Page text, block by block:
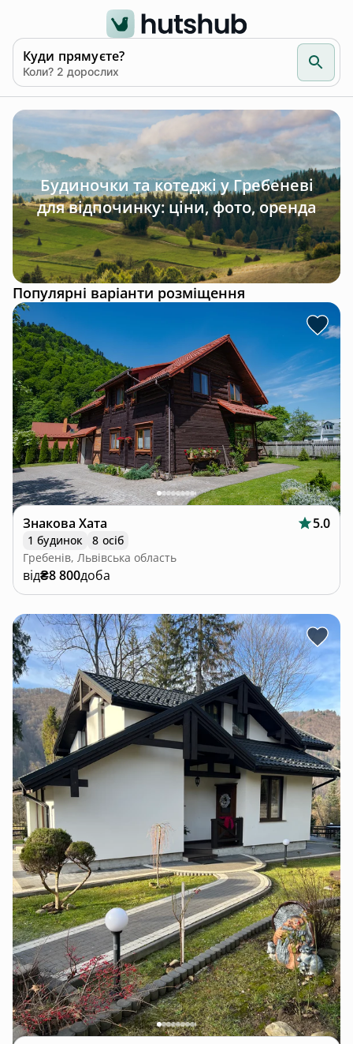
Куди прямуєте?
Коли? 2 дорослих
Будиночки та котеджі у Гребеневі
для відпочинку: ціни, фото, оренда
Популярні варіанти розміщення
Знакова Хата 5.0
1 будинок
8 осіб
Гребенів, Львівська область
від₴8 800доба